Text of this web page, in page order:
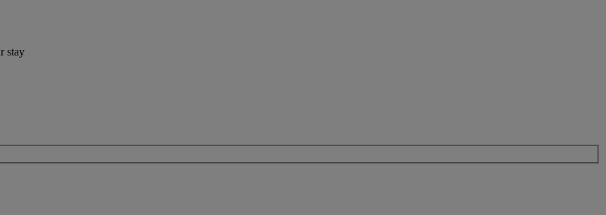
stay